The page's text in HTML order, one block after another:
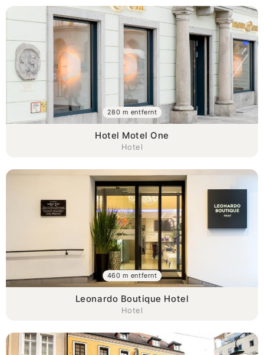
Hotel Motel One
Hotel
280 m entfernt
Leonardo Boutique Hotel
Hotel
460 m entfernt